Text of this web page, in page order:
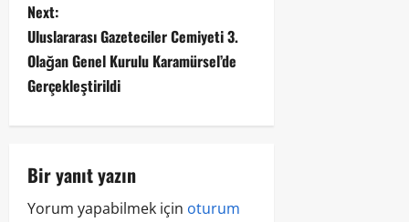
Next:
Uluslararası Gazeteciler Cemiyeti 3.
Olağan Genel Kurulu Karamürsel’de
Gerçekleştirildi
Bir yanıt yazın
Yorum yapabilmek için oturum